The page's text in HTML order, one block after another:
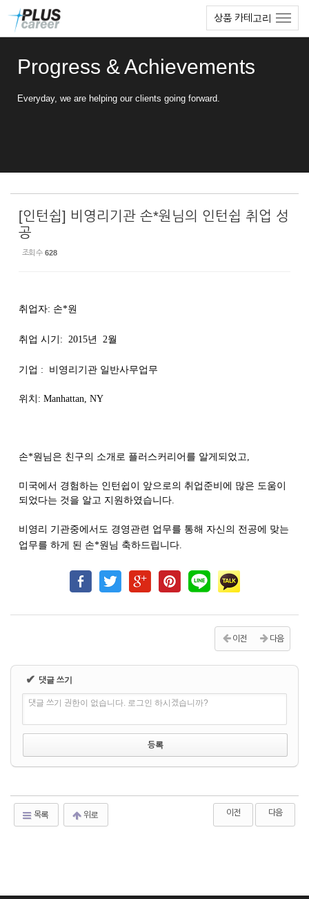
상품 카테고리
Progress & Achievements
Everyday, we are helping our clients going forward.
[인턴쉽] 비영리기관 손*원님의 인턴쉽 취업 성
공
조회 수 628
취업자: 손*원
취업 시기 : 2015년 2월
기업 : 비영리기관 일반사무업무
위치 : Manhattan, NY
손*원님은 친구의 소개로 플러스커리어를 알게되었고,
미국에서 경험하는 인턴쉽이 앞으로의 취업준비에 많은 도움이
되었다는 것을 알고 지원하였습니다.
비영리 기관중에서도 경영관련 업무를 통해 자신의 전공에
맞는
업무를 하게 된 손*원님 축하드립니다.
이전 다음
✔ 댓글 쓰기
댓글 쓰기 권한이 없습니다. 로그인 하시겠습니까?
목록 위로 이전 다음